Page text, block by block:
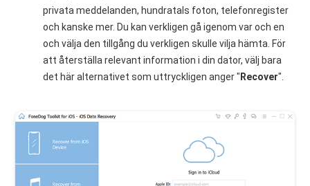
privata meddelanden, hundratals foton, telefonregister
och kanske mer. Du kan verkligen gå igenom var och en
och välja den tillgång du verkligen skulle vilja hämta. För
att återställa relevant information i din dator, välj bara
det här alternativet som uttryckligen anger "Recover".